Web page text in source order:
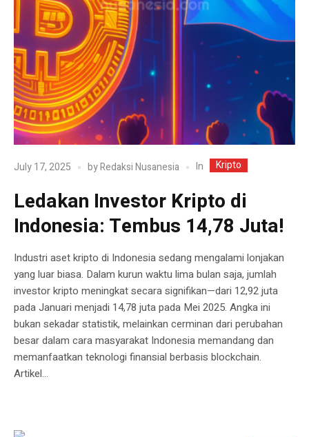
July 17, 2025 byRedaksi Nusanesia In Kripto
Ledakan Investor Kripto di
Indonesia: Tembus 14,78 Juta!
Industri aset kripto di Indonesia sedang mengalami lonjakan
yang luar biasa. Dalam kurun waktu lima bulan saja, jumlah
investor kripto meningkat secara signifikan—dari 12,92 juta
pada Januari menjadi 14,78 juta pada Mei 2025. Angka ini
bukan sekadar statistik, melainkan cerminan dari perubahan
besar dalam cara masyarakat Indonesia memandang dan
memanfaatkan teknologi finansial berbasis blockchain.
Artikel...